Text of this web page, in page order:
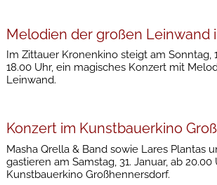
Melodien der großen Leinwand
Im Zittauer Kronenkino steigt am Sonntag,
18.00 Uhr, ein magisches Konzert mit
Leinwand.
Konzert im Kunstbauerkino
Masha Qrella & Band sowie Lares Plantas
gastieren am Samstag, 31. Januar, ab 20.00
Kunstbauerkino Großhennersdorf.